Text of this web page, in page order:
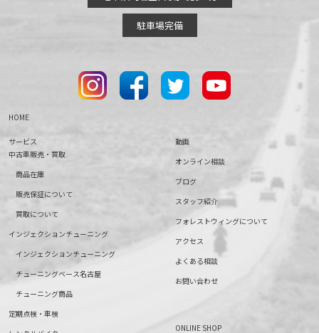
駐車場完備
HOME
サービス
中古車販売・買取
商品在庫
販売保証について
買取について
インジェクションチューニング
インジェクションチューニング
チューニングベース名古屋
チューニング商品
定期点検・車検
動画
オンライン相談
ブログ
スタッフ紹介
フォレストウィングについて
アクセス
よくある相談
お問い合わせ
ONLINE SHOP